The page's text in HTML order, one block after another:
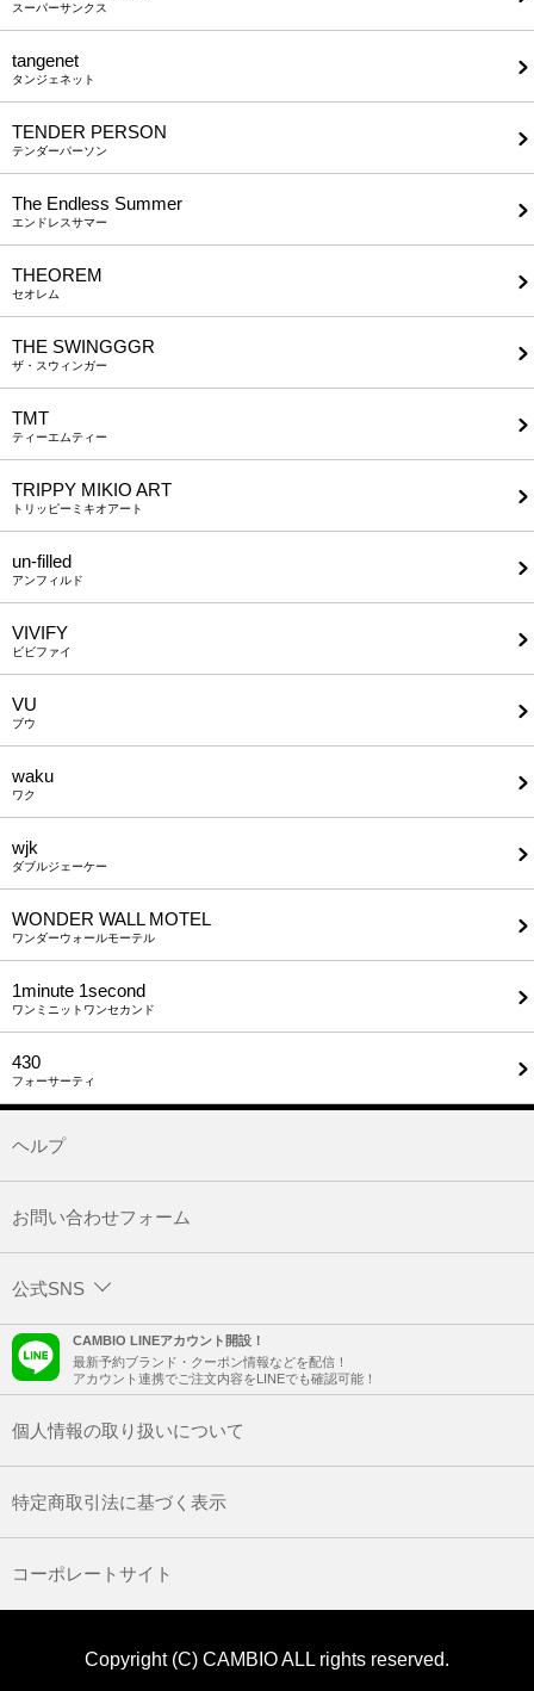
スーパーサンクス
tangenet
タンジェネット
TENDER PERSON
テンダーパーソン
The Endless Summer
エンドレスサマー
THEOREM
セオレム
THE SWINGGGR
ザ・スウィンガー
TMT
ティーエムティー
TRIPPY MIKIO ART
トリッピーミキオアート
un-filled
アンフィルド
VIVIFY
ビビファイ
VU
ブウ
waku
ワク
wjk
ダブルジェーケー
WONDER WALL MOTEL
ワンダーウォールモーテル
1minute​ 1second
ワンミニットワンセカンド
430
フォーサーティ
ヘルプ
お問い合わせフォーム
公式SNS
CAMBIO LINEアカウント開設！
最新予約ブランド・クーポン情報などを配信！
アカウント連携でご注文内容をLINEでも確認可能！
個人情報の取り扱いについて
特定商取引法に基づく表示
コーポレートサイト
Copyright (C) CAMBIO ALL rights reserved.